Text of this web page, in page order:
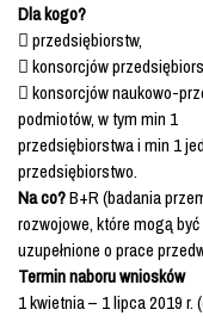
Dla kogo?
 przedsiębiorstw,
 konsorcjów
 konsorcjów naukowo-
podmiotów, w tym min 1
przedsiębiorstwa i min 1
przedsiębiorstwo.
Na co?B+R (badania
rozwojowe, które mogą być
uzupełnione o prace
Termin naboruwniosków
1 kwietnia – 1 lipca 2019 r.